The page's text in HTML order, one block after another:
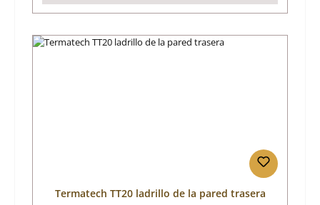
Termatech TT20 ladrillo de la pared trasera